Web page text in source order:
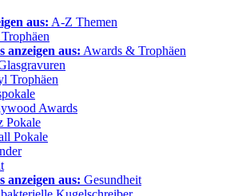
aus: A-Z Themen
anzeigen aus: Awards & Trophäen
Trophäen
Awards
Pokale
Pokale
anzeigen aus: Gesundheit